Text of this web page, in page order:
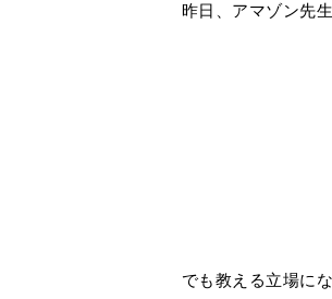
昨日、アマゾン先
でも教える立場に